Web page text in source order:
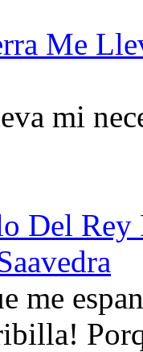
Me
mi
Del
me